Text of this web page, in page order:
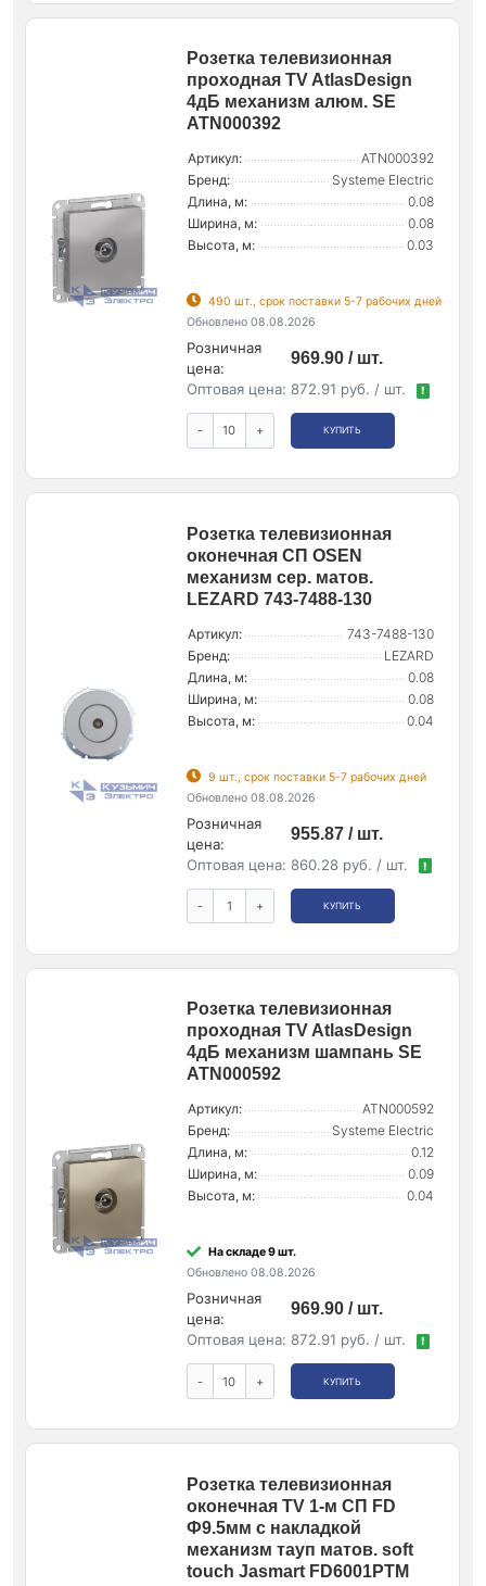
Розетка телевизионная
проходная TV AtlasDesign
4дБ механизм алюм. SE
ATN000392
Артикул:
ATN000392
Бренд:
Systeme Electric
Длина, м:
0.08
Ширина, м:
0.08
Высота, м:
0.03
490 шт., срок поставки 5-7 рабочих дней
Обновлено 08.08.2026
Розничная
цена:
969.90 / шт.
Оптовая цена: 872.91 руб. / шт. !
- + КУПИТЬ
Розетка телевизионная
оконечная СП OSEN
механизм сер. матов.
LEZARD 743-7488-130
Артикул:
743-7488-130
Бренд:
LEZARD
Длина, м:
0.08
Ширина, м:
0.08
Высота, м:
0.04
9 шт., срок поставки 5-7 рабочих дней
Обновлено 08.08.2026
Розничная
цена:
955.87 / шт.
Оптовая цена: 860.28 руб. / шт. !
- + КУПИТЬ
Розетка телевизионная
проходная TV AtlasDesign
4дБ механизм шампань SE
ATN000592
Артикул:
ATN000592
Бренд:
Systeme Electric
Длина, м:
0.12
Ширина, м:
0.09
Высота, м:
0.04
На складе 9 шт.
Обновлено 08.08.2026
Розничная
цена:
969.90 / шт.
Оптовая цена: 872.91 руб. / шт. !
- + КУПИТЬ
Розетка телевизионная
оконечная TV 1-м СП FD
Ф9.5мм с накладкой
механизм тауп матов. soft
touch Jasmart FD6001PTM